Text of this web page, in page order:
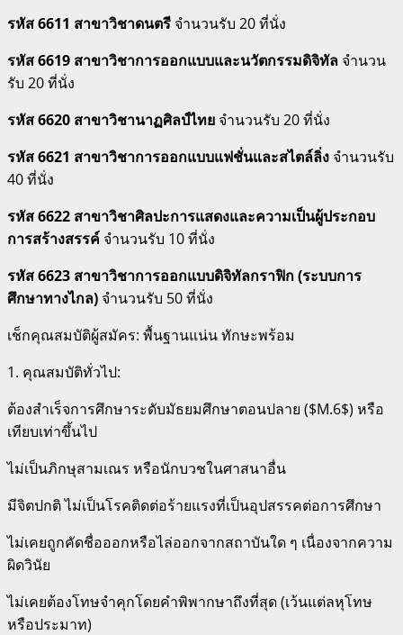
รหัส 6611 สาขาวิชาดนตรี จำนวนรับ 20 ที่นั่ง
รหัส 6619 สาขาวิชาการออกแบบและนวัตกรรมดิจิทัล จำนวน
รับ 20 ที่นั่ง
รหัส 6620 สาขาวิชานาฏศิลป์ไทย จำนวนรับ 20 ที่นั่ง
รหัส 6621 สาขาวิชาการออกแบบแฟชั่นและสไตล์ลิ่ง จำนวนรับ
40 ที่นั่ง
รหัส 6622 สาขาวิชาศิลปะการแสดงและความเป็นผู้ประกอบ
การสร้างสรรค์ จำนวนรับ 10 ที่นั่ง
รหัส 6623 สาขาวิชาการออกแบบดิจิทัลกราฟิก (ระบบการ
ศึกษาทางไกล) จำนวนรับ 50 ที่นั่ง
เช็กคุณสมบัติผู้สมัคร: พื้นฐานแน่น ทักษะพร้อม
1. คุณสมบัติทั่วไป:
ต้องสำเร็จการศึกษาระดับมัธยมศึกษาตอนปลาย ($M.6$) หรือ
เทียบเท่าขึ้นไป
ไม่เป็นภิกษุสามเณร หรือนักบวชในศาสนาอื่น
มีจิตปกติ ไม่เป็นโรคติดต่อร้ายแรงที่เป็นอุปสรรคต่อการศึกษา
ไม่เคยถูกคัดชื่อออกหรือไล่ออกจากสถาบันใด ๆ เนื่องจากความ
ผิดวินัย
ไม่เคยต้องโทษจำคุกโดยคำพิพากษาถึงที่สุด (เว้นแต่ลหุโทษ
หรือประมาท)